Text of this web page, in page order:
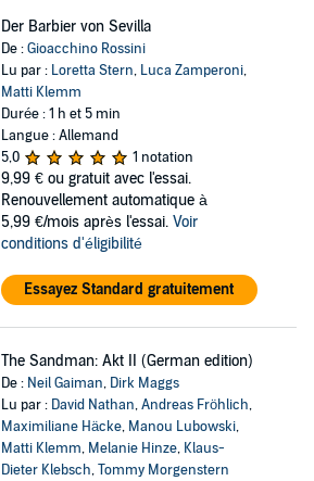
Der Barbier von Sevilla
De :Gioacchino Rossini
Lu par : Loretta Stern, Luca Zamperoni,
Matti Klemm
Durée : 1 h et 5 min
Langue : Allemand
5,0
1 notation
9,99 € ou gratuit avec l'essai.
Renouvellement automatique à
5,99 €/mois après l'essai. Voir
conditions d'éligibilité
Essayez Standard gratuitement
The Sandman: Akt II (German edition)
De : Neil Gaiman, Dirk Maggs
Lu par : David Nathan,Andreas Fröhlich,
Maximiliane Häcke, Manou Lubowski,
Matti Klemm, Melanie Hinze, Klaus-
Dieter Klebsch,Tommy Morgenstern